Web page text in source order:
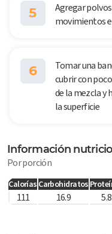
5
Agregar
movimientos
6
Tomar una
cubrir con
de la mezcla y
la superficie
Información
Por porción
Calorías Carbohidratos
111 16.9 5.8